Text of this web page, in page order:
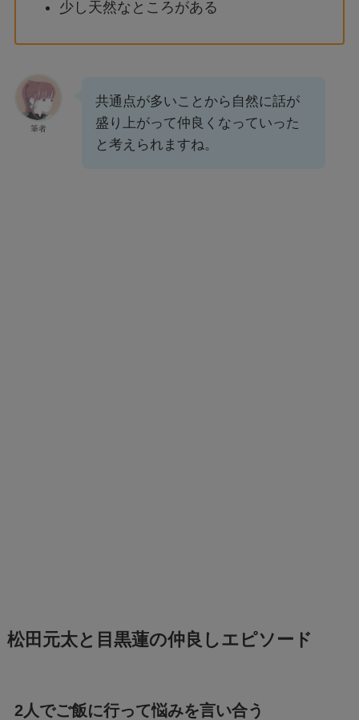
少し天然なところがある
筆者
共通点が多いことから自然に話が
盛り上がって仲良くなっていった
と考えられますね。
松田元太と目黒蓮の仲良しエピソード
2人でご飯に行って悩みを言い合う